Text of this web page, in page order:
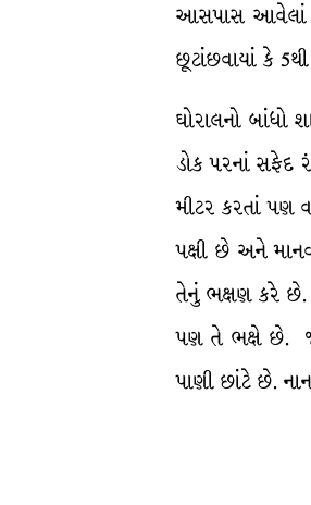
આસપાસ આવેલાં
છૂટાંછવાયાં કે
ઘોરાલનો
ડોક પરનાં સફેદ
મીટર કરતાં પણ
પક્ષી છે અને
તેનું ભક્ષણ કરે છે.
પણ તે ભક્ષે છે.
પાણી છાંટે છે.